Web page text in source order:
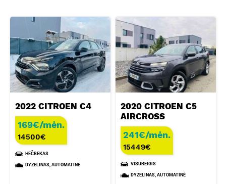
2022 CITROEN C4
169€/mėn.
14500€
HEČBEKAS
DYZELINAS, AUTOMATINĖ
2020 CITROEN C5
AIRCROSS
241€/mėn.
15449€
VISUREIGIS
DYZELINAS, AUTOMATINĖ